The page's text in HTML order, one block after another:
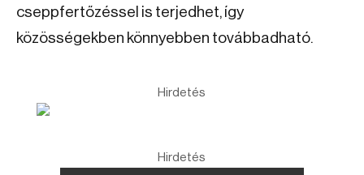
cseppfertőzéssel is terjedhet, így
közösségekben könnyebben továbbadható.
Hirdetés
Hirdetés